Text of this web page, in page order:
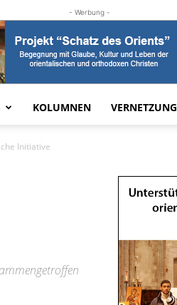
- Werbung -
KOLUMNEN VERNETZUNG
Initiative